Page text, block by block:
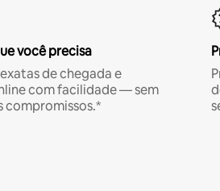
você precisa
de chegada e
com facilidade — sem
compromissos.*